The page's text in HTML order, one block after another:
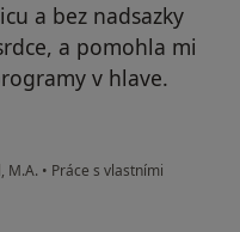
a bez nadsazky
a pomohla mi
v hlave.
M.A. • Práce s vlastními